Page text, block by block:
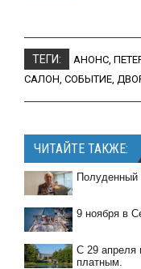
ТЕГИ: АНОНС
САЛОН СОБЫТИЕ
ЧИТАЙТЕ ТАКЖЕ:
Полуденный
9 ноября в
С 29 апреля
платным.